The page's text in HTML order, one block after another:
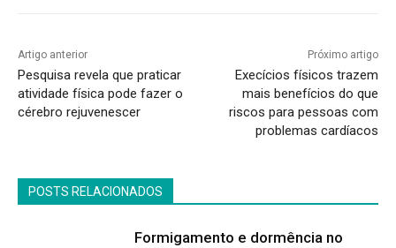
Artigo anterior
Pesquisa revela que praticar
atividade física pode fazer o
cérebro rejuvenescer
Próximo artigo
Execícios físicos trazem
mais benefícios do que
riscos para pessoas com
problemas cardíacos
POSTS RELACIONADOS
Formigamento e dormência no